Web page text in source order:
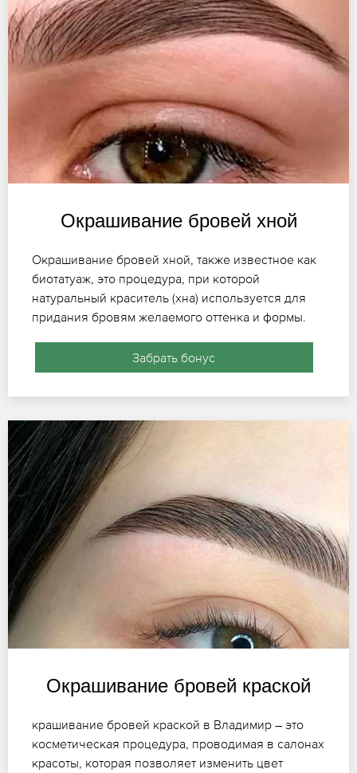
Окрашивание бровей хной
Окрашивание бровей хной, также известное как
биотатуаж, это процедура, при которой
натуральный краситель (хна) используется для
придания бровям желаемого оттенка и формы.
Забрать бонус
Окрашивание бровей краской
крашивание бровей краской в Владимир – это
косметическая процедура, проводимая в салонах
красоты, которая позволяет изменить цвет